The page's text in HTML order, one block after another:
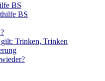
BS
BS
Trinken, Trinken